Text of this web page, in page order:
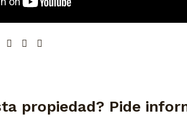
propiedad? Pide